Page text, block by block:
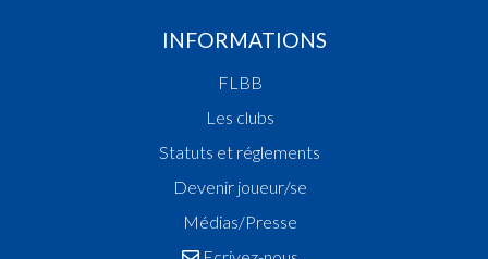
INFORMATIONS
FLBB
Les clubs
Statuts et réglements
Devenir joueur/se
Médias/Presse